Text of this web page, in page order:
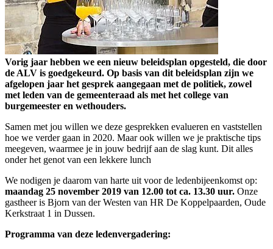
Vorig jaar hebben we een nieuw beleidsplan opgesteld, die door
de ALV is goedgekeurd. Op basis van dit beleidsplan zijn we
afgelopen jaar het gesprek aangegaan met de politiek, zowel
met leden van de gemeenteraad als met het college van
burgemeester en wethouders.
Samen met jou willen we deze gesprekken evalueren en vaststellen
hoe we verder gaan in 2020. Maar ook willen we je praktische tips
meegeven, waarmee je in jouw bedrijf aan de slag kunt. Dit alles
onder het genot van een lekkere lunch
We nodigen je daarom van harte uit voor de ledenbijeenkomst op:
maandag 25 november 2019 van 12.00 tot ca. 13.30 uur. Onze
gastheer is Bjorn van der Westen van HR De Koppelpaarden, Oude
Kerkstraat 1 in Dussen.
Programma van deze ledenvergadering: